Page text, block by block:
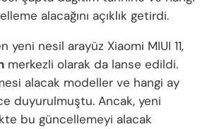
alacağını açıklık getirdi.
yeni nesil arayüz Xiaomi MIUI 11,
merkezli olarak da lanse edildi.
alacak modeller ve hangi ay
duyurulmuştu. Ancak, yeni
bu güncellemeyi alacak